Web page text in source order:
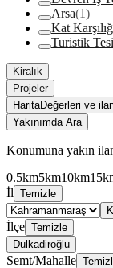
Arsa(1)
Kat
Turistik
Kiralık
Projeler
HaritaDeğerleri ve
Yakınımda Ara
Konumuna yakın
0.5km5km10km
İl Temizle
İlçe Temizle
Dulkadiroğlu
Semt/Mahalle